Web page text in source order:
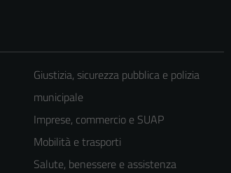
Giustizia, sicurezza pubblica e polizia
municipale
Imprese, commercio e SUAP
Mobilità e trasporti
Salute, benessere e assistenza